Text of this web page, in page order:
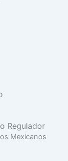
Regulador
Mexicanos